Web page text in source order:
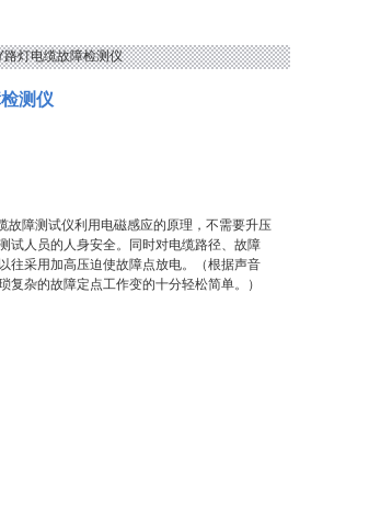
灯电缆故障检测仪
测仪
故障测试仪利用电磁感应的原理，不需要升压
试人员的人身安全。同时对电缆路径、故障
往采用加高压迫使故障点放电。（根据声音
复杂的故障定点工作变的十分轻松简单。）